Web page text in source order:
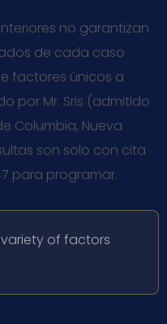
no garantizan
de cada caso
factores únicos a
por Mr. Sris (admitido
Columbia, Nueva
son solo con cita
para programar.
of factors